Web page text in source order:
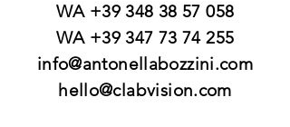
WA +39 348 38 57 058
WA +39 347 73 74 255
info@antonellabozzini.com
hello@clabvision.com